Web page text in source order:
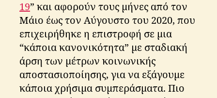
19” και αφορούν τους μήνες από τον
Μάιο έως τον Αύγουστο του 2020, που
επιχειρήθηκε η επιστροφή σε μια
“κάποια κανονικότητα” με σταδιακή
άρση των μέτρων κοινωνικής
αποστασιοποίησης, για να εξάγουμε
κάποια χρήσιμα συμπεράσματα. Πιο